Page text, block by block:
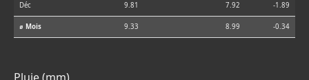
Déc 9.81 7.92 -1.89
⌀ Mois 9.33 8.99 -0.34